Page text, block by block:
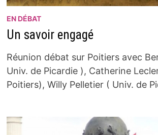
EN DÉBAT
Un savoir engagé
Réunion débat sur Poitiers avec
Univ. de Picardie ), Catherine
Poitiers), Willy Pelletier ( Univ. de